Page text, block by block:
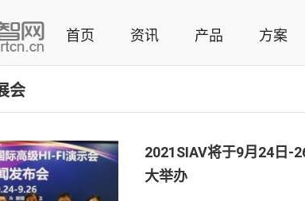
户 | 智能家居系统，智能家居产品，智能家居解决方案，智能
首页 资讯 产品 方案
会
2021SIAV将于9月24日-
大举办